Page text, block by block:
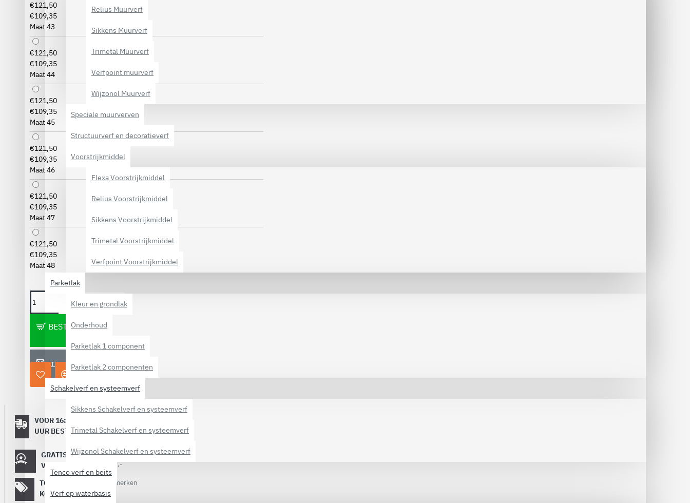
Relius Muurverf
Sikkens Muurverf
Trimetal Muurverf
Verfpoint muurverf
Wijzonol Muurverf
Speciale muurverven
Structuurverf en decoratieverf
Voorstrijkmiddel
Flexa Voorstrijkmiddel
Relius Voorstrijkmiddel
Sikkens Voorstrijkmiddel
Trimetal Voorstrijkmiddel
Verfpoint Voorstrijkmiddel
Parketlak
Kleur en grondlak
Onderhoud
Parketlak 1 component
Parketlak 2 componenten
Schakelverf en systeemverf
Sikkens Schakelverf en systeemverf
Trimetal Schakelverf en systeemverf
Wijzonol Schakelverf en systeemverf
Tenco verf en beits
Verf op waterbasis
€121,50
€109,35
Maat 43
€121,50
€109,35
Maat 44
€121,50
€109,35
Maat 45
€121,50
€109,35
Maat 46
€121,50
€109,35
Maat 47
€121,50
€109,35
Maat 48
BESTELLEN
STEL EEN VRAAG
VOOR 16:00
UUR BESTELD
werkdag
GRATIS
VERZENDING
Vanaf €
40,-
TOT 60%
KORTING
Op topmerken
verf!